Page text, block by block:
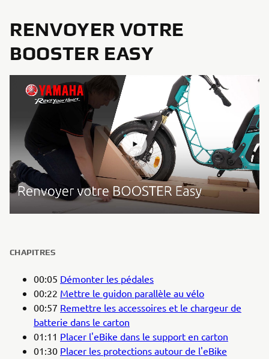
RENVOYER VOTRE
BOOSTER EASY
CHAPITRES
00:05 Démonter les pédales
00:22 Mettre le guidon parallèle au vélo
00:57 Remettre les accessoires et le chargeur de
batterie dans le carton
01:11 Placer l'eBike dans le support en carton
01:30 Placer les protections autour de l'eBike